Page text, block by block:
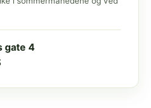
gate 4